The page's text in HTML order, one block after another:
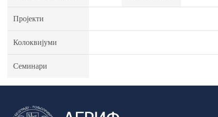
Пројекти
Колоквијуми
Семинари